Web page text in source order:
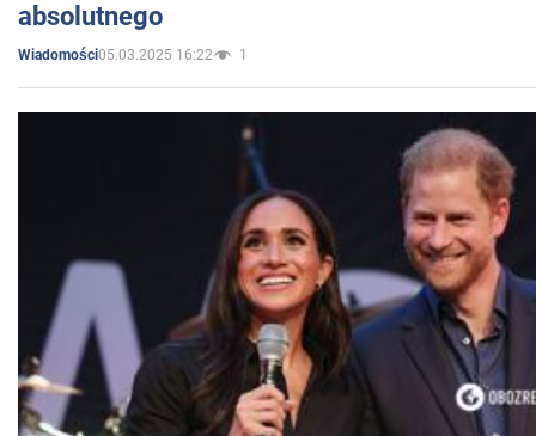
absolutnego
Wiadomości05.03.2025 16:22 1